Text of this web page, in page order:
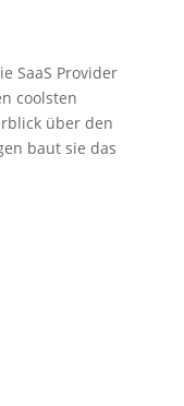
SaaS Provider
coolsten
über den
baut sie das